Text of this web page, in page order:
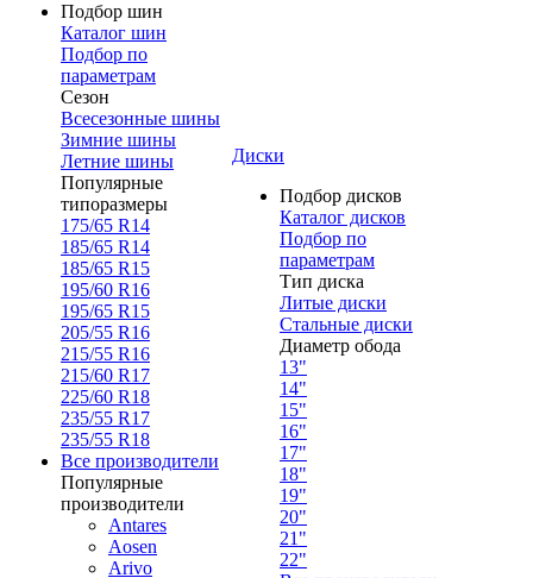
Подбор шин
Каталог шин
Подбор по
параметрам
Сезон
Всесезонные шины
Зимние шины
Летние шины
Популярные
типоразмеры
175/65 R14
185/65 R14
185/65 R15
195/60 R16
195/65 R15
205/55 R16
215/55 R16
215/60 R17
225/60 R18
235/55 R17
235/55 R18
Все производители
Популярные
производители
Antares
Aosen
Arivo
Диски
Подбор дисков
Каталог дисков
Подбор по
параметрам
Тип диска
Литые диски
Стальные диски
Диаметр обода
13"
14"
15"
16"
17"
18"
19"
20"
21"
22"